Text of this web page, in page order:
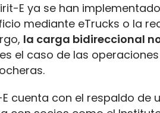
E ya se han
mediante eTrucks o la
la carga bidireccional
el caso de las
E cuenta con el respaldo